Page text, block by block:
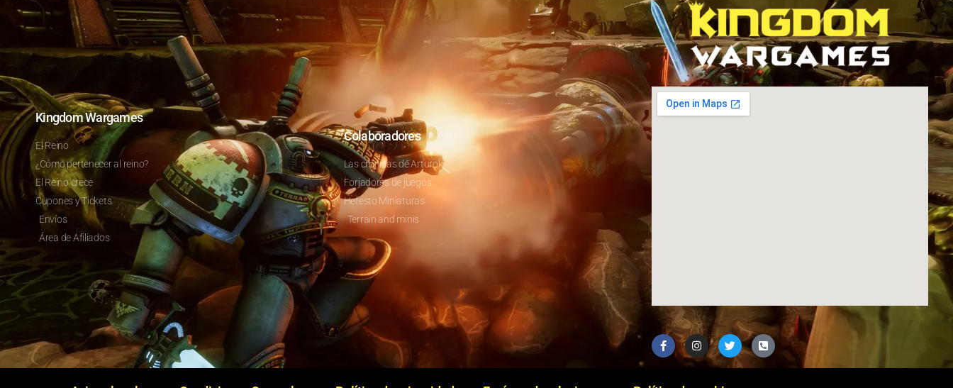
Kingdom Wargames
El Reino
¿Cómo pertenecer al reino?
El Reino crece
Cupones y Tickets
Envíos
Área de Afiliados
Colaboradores
Las crónicas de Arturok
Forjadores de juegos
Hefesto Miniaturas
Terrain and minis